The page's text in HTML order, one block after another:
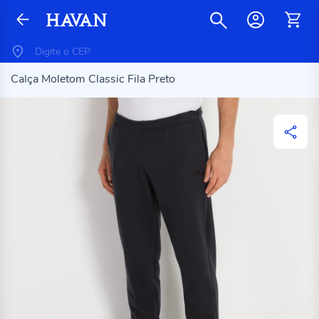
Calça Moletom Classic Fila Preto